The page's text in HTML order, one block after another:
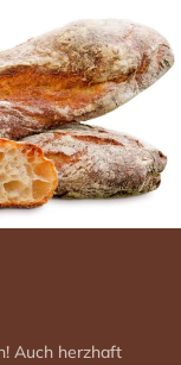
Auch herzhaft